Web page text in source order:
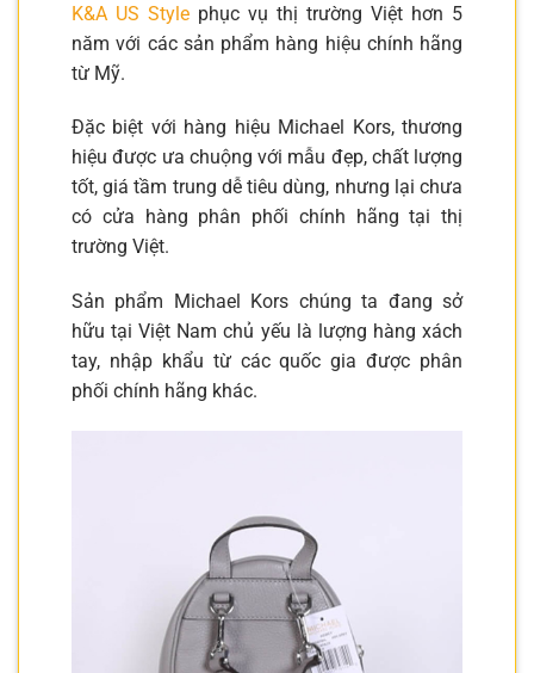
K&A US Style phục vụ thị trường Việt hơn 5
năm với các sản phẩm hàng hiệu chính hãng
từ Mỹ.
Đặc biệt với hàng hiệu Michael Kors, thương
hiệu được ưa chuộng với mẫu đẹp, chất lượng
tốt, giá tầm trung dễ tiêu dùng, nhưng lại chưa
có cửa hàng phân phối chính hãng tại thị
trường Việt.
Sản phẩm Michael Kors chúng ta đang sở
hữu tại Việt Nam chủ yếu là lượng hàng xách
tay, nhập khẩu từ các quốc gia được phân
phối chính hãng khác.